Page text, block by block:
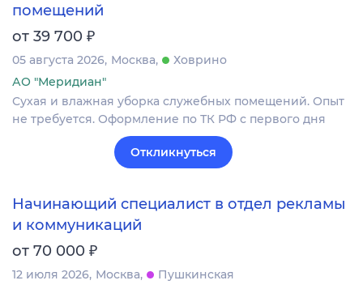
помещений
от 39 700 ₽
05 августа 2026 Москва
Ховрино
АО "Меридиан"
Сухая и влажная уборка служебных помещений. Опыт
не требуется. Оформление по ТК РФ с первого дня
Откликнуться
Начинающий специалист в отдел рекламы
и коммуникаций
от 70 000 ₽
12 июля 2026 Москва
Пушкинская